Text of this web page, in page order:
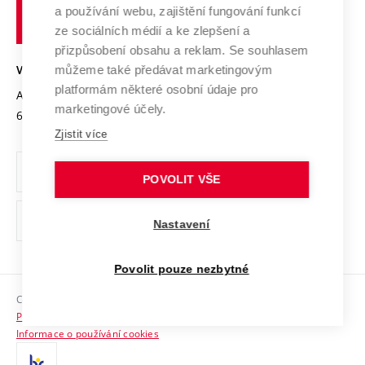
Transfer znalostí
Open Science
Projekty
Projekty ze strukturálních fondů
Specifický výzkum
Mezinárodní dohody
Univerzitní sítě
Podnikavá univerzita / ContriBUTe
Bezpečná univerzita
Vyznamenání
Organizační struktura
Ochrana osobních údajů
odkaz)
Sociální bezpečí
HR Award
technické
Brně
VYSOKÉ UČENÍ TECHNICKÉ V BRNĚ
Antonínská 548/1
602 00 Brno
www.vut.cz
vut@vutbr.cz
Copyright © 2026 VUT
Prohlášení o přístupnosti
Informace o používání cookies
a používání webu, zajištění fungování funkcí
ze sociálních médií a ke zlepšení a
přizpůsobení obsahu a reklam. Se souhlasem
můžeme také předávat marketingovým
platformám některé osobní údaje pro
marketingové účely.
Zjistit více
POVOLIT VŠE
Nastavení
Povolit pouze nezbytné